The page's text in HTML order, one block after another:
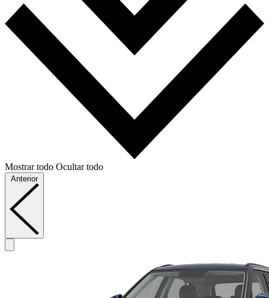
Mostrar todo Ocultar todo
Anterior